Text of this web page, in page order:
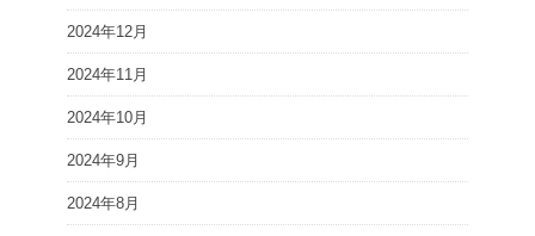
2024年12月
2024年11月
2024年10月
2024年9月
2024年8月